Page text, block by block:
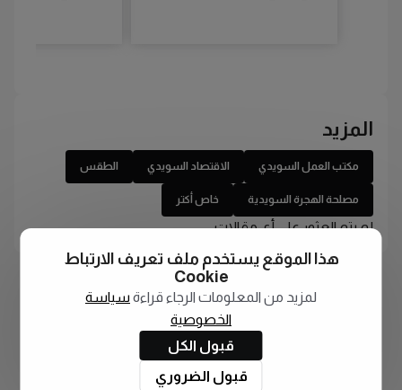
المزيد
مكتب العمل السويدي الاقتصاد السويدي الطقس
مصلحة الهجرة السويدية خاص أكتر
لم يتم العثور على أي مقالات
هذا الموقع يستخدم ملف تعريف الارتباط
Cookie
لمزيد من المعلومات الرجاء قراءة سياسة
الخصوصية
قبول الكل
قبول الضروري